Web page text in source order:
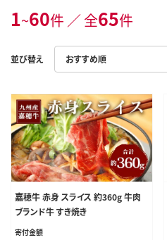
1~60件 ／ 全65件
並び替え
嘉穂牛 赤身 スライス 約360g 牛肉
ブランド牛 すき焼き
寄付金額